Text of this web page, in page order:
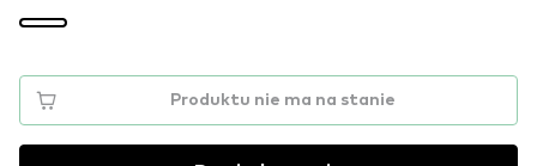
Produktu nie ma na stanie